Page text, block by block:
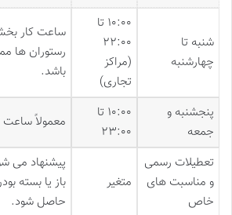
شنبه تا
چهارشنبه
۱۰:۰۰ تا
۲۲:۰۰
(مراکز
تجاری)
ساعت کار
رستوران ها
باشد.
پنجشنبه و
جمعه
۱۰:۰۰ تا
۲۳:۰۰
معمولاً ساعت
تعطیلات رسمی
و مناسبت های
خاص
متغیر
پیشنهاد می
باز یا بسته
حاصل شود.